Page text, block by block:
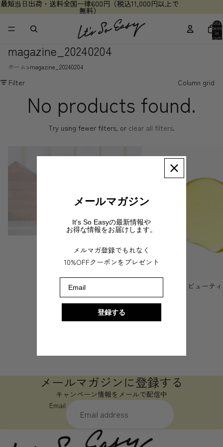
最短当日出荷・送料全国一律600円（税込11,000円以上で
無料）
最短当日出荷・送料全国一律600円（税込11,000円以上で
無料）
Total
items
in
cart:
0
magazine_20240204
ホーム magazine_20240204
Filter Column grid
No products found.
Try using fewer filters, or clear all filters.
ビューテ
メールマガジンに登録する
キャンペーン情報をメールで配信中
Email
メールマガジン
It's So Easyの最新情報や
お得な情報をお届けします。
メルマガ登録でもれなく
10%OFFクーポンをプレゼント
Email
登録する